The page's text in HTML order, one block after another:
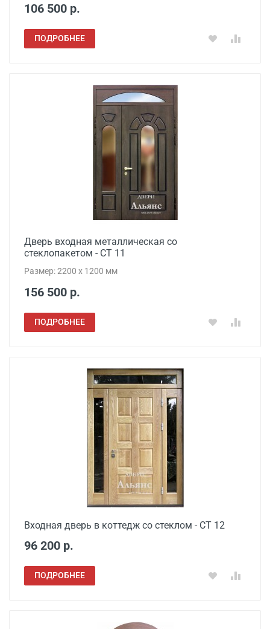
106 500 р.
ПОДРОБНЕЕ
Дверь входная металлическая со
стеклопакетом - СТ 11
Размер: 2200 x 1200 мм
156 500 р.
ПОДРОБНЕЕ
Входная дверь в коттедж со стеклом - СТ 12
96 200 р.
ПОДРОБНЕЕ